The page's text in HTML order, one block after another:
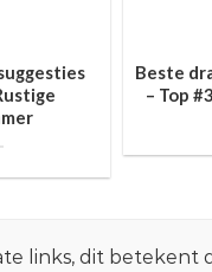
Beste
– Top
links, dit betekent